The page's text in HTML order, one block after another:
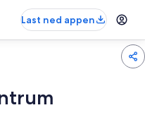
Last ned appen